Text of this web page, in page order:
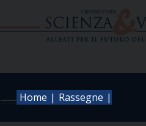
Home | Rassegne |